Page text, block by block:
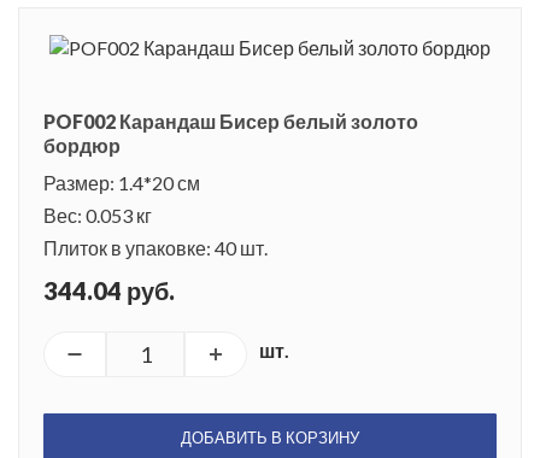
POF002 Карандаш Бисер белый золото
бордюр
Размер: 1.4*20 см
Вес: 0.053 кг
Плиток в упаковке: 40 шт.
344.04 руб.
шт.
ДОБАВИТЬ В КОРЗИНУ